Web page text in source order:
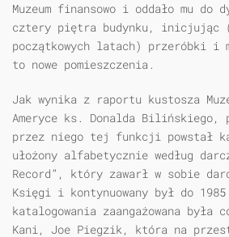
Muzeum finansowo i oddało mu do
cztery piętra budynku, inicjując
początkowych latach) przeróbki i
to nowe pomieszczenia.
Jak wynika z raportu kustosza
Ameryce ks. Donalda Bilińskiego,
przez niego tej funkcji powstał
ułożony alfabetycznie według
Record”, który zawarł w sobie
Księgi i kontynuowany był do
katalogowania zaangażowana była
Kani, Joe Piegzik, która na